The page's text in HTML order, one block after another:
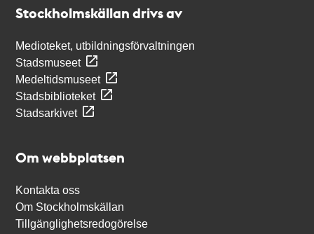
Stockholmskällan drivs av
Medioteket, utbildningsförvaltningen
Stadsmuseet
Medeltidsmuseet
Stadsbiblioteket
Stadsarkivet
Om webbplatsen
Kontakta oss
Om Stockholmskällan
Tillgänglighetsredogörelse